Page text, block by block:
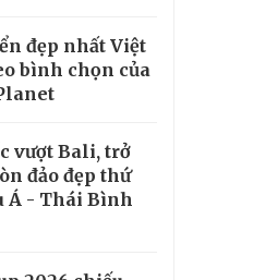
đẹp nhất Việt
bình chọn của
vượt Bali, trở
đảo đẹp thứ
Á - Thái Bình